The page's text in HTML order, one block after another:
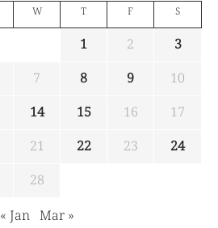
W T F S
1 2
3
7 8 9
10
14 15 16
17
21 22 23
24
28
« Jan Mar »